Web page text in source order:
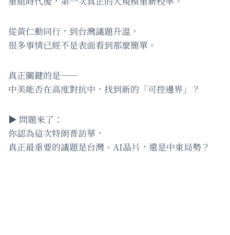
從黃仁勳同行，到台灣議題升溫，
很多事情已經不是表面看到那麼簡單。
真正關鍵的是——
中美能否在高度對抗中，找到新的「可控邊界」？
▶️ 問題來了：
你認為這次特朗普訪華，
真正最重要的議題是台灣、AI晶片，還是中東局勢？